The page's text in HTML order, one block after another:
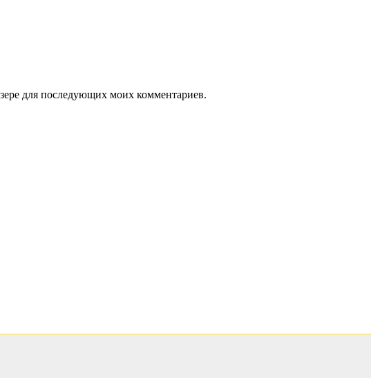
для последующих моих комментариев.